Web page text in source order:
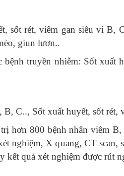
rét, viêm gan siêu vi B,
giun lươn..
truyền nhiễm: Sốt
Sốt xuất huyết, sốt rét,
800 bệnh nhân viêm B,
nghiệm, X quang, CT
kết quả xét nghiệm được rút